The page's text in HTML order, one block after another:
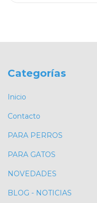
Categorías
Inicio
Contacto
PARA PERROS
PARA GATOS
NOVEDADES
BLOG - NOTICIAS